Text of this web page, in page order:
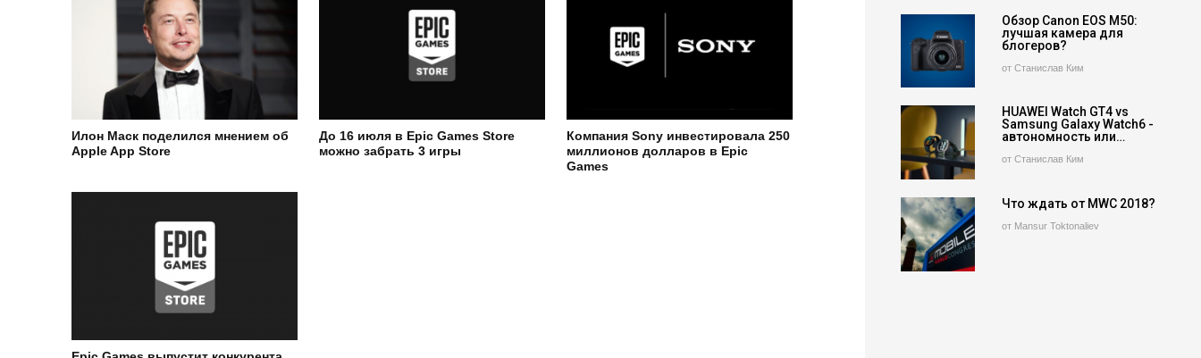
Илон Маск поделился мнением об
Apple App Store
До 16 июля в Epic Games Store
можно забрать 3 игры
Компания Sony инвестировала 250
миллионов долларов в Epic
Games
Обзор Canon EOS M50:
лучшая камера для
блогеров?
от Станислав Ким
HUAWEI Watch GT4 vs
Samsung Galaxy Watch6 -
автономность или…
от Станислав Ким
Что ждать от MWC 2018?
от Mansur Toktonaliev